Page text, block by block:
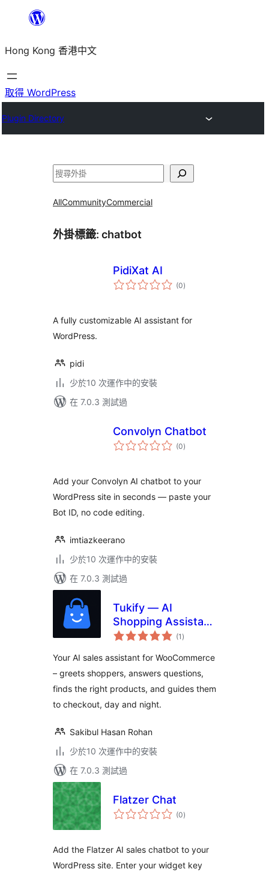
主
要
內
Hong Kong 香港中文
取得 WordPress
Plugin Directory
搜
AllCommunityCommercial
外掛標籤: chatbot
PidiXat AI
(0總
評)
A fully customizable AI assistant for
WordPress.
pidi
少於10 次運作中的安裝
在 7.0.3 測試過
Convolyn Chatbot
(0總
評)
Add your Convolyn AI chatbot to your
WordPress site in seconds — paste your
Bot ID, no code editing.
imtiazkeerano
少於10 次運作中的安裝
在 7.0.3 測試過
Tukify — AI
Shopping Assistant
for WooCommerce
(1 總
評)
Your AI sales assistant for WooCommerce
– greets shoppers, answers questions,
finds the right products, and guides them
to checkout, day and night.
Sakibul Hasan Rohan
少於10 次運作中的安裝
在 7.0.3 測試過
Flatzer Chat
(0總
評)
Add the Flatzer AI sales chatbot to your
WordPress site. Enter your widget key